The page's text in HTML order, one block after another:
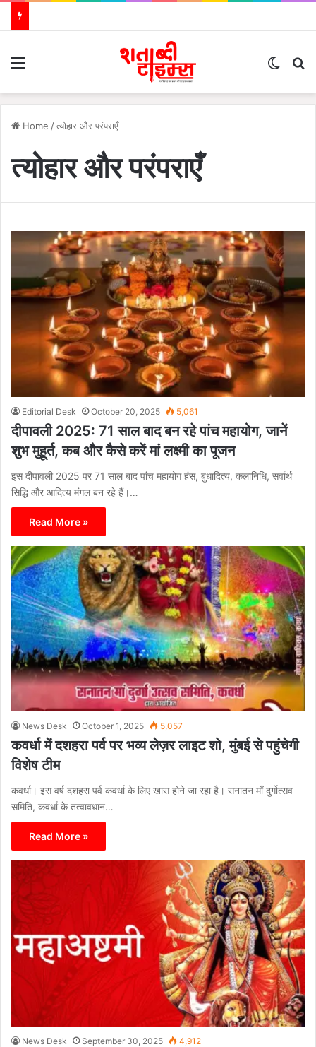
Home /त्योहार और परंपराएँ
त्योहार और परंपराएँ
Editorial Desk October 20, 2025 5,061
दीपावली 2025: 71 साल बाद बन रहे पांच महायोग, जानें
शुभ मुहूर्त, कब और कैसे करें मां लक्ष्मी का पूजन
इस दीपावली 2025 पर 71 साल बाद पांच महायोग हंस, बुधादित्य, कलानिधि, सर्वार्थ
सिद्धि और आदित्य मंगल बन रहे हैं।…
Read More »
News Desk October 1, 2025 5,057
कवर्धा में दशहरा पर्व पर भव्य लेज़र लाइट शो, मुंबई से पहुंचेगी
विशेष टीम
कवर्धा। इस वर्ष दशहरा पर्व कवर्धा के लिए खास होने जा रहा है। सनातन माँ दुर्गोत्सव
समिति, कवर्धा के तत्वावधान…
Read More »
News Desk September 30, 2025 4,912